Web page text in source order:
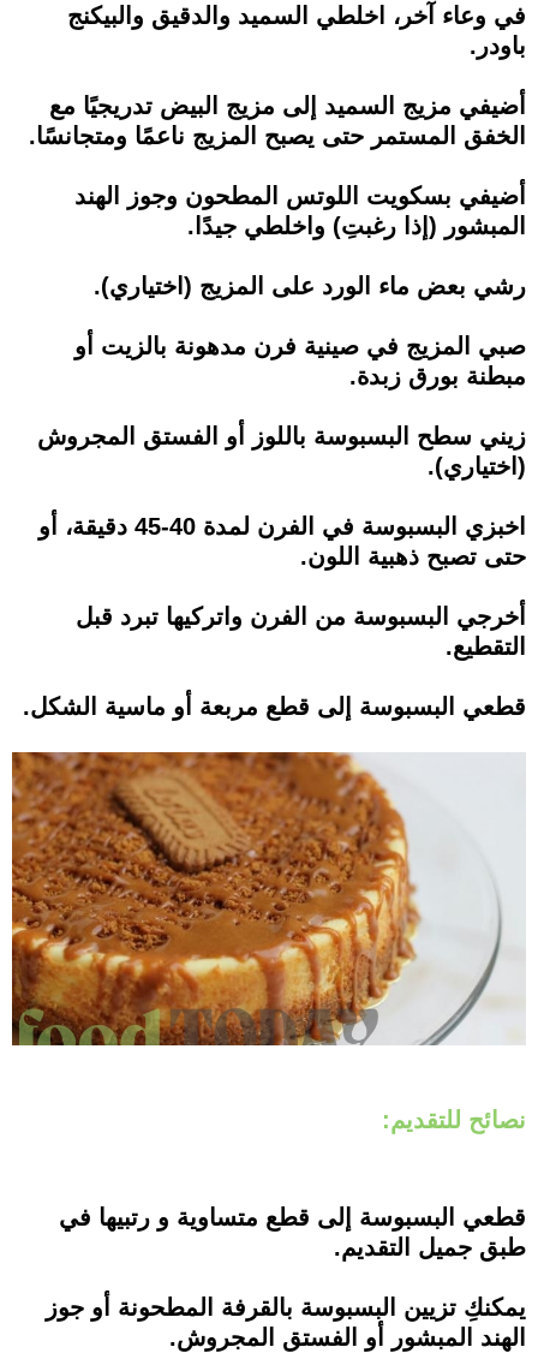
في وعاء آخر، اخلطي السميد والدقيق والبيكنج
باودر.
أضيفي مزيج السميد إلى مزيج البيض تدريجيًا مع
الخفق المستمر حتى يصبح المزيج ناعمًا ومتجانسًا.
أضيفي بسكويت اللوتس المطحون وجوز الهند
المبشور (إذا رغبتِ) واخلطي جيدًا.
رشي بعض ماء الورد على المزيج (اختياري).
صبي المزيج في صينية فرن مدهونة بالزيت أو
مبطنة بورق زبدة.
زيني سطح البسبوسة باللوز أو الفستق المجروش
(اختياري).
اخبزي البسبوسة في الفرن لمدة 40-45 دقيقة، أو
حتى تصبح ذهبية اللون.
أخرجي البسبوسة من الفرن واتركيها تبرد قبل
التقطيع.
قطعي البسبوسة إلى قطع مربعة أو ماسية الشكل.
نصائح للتقديم:
قطعي البسبوسة إلى قطع متساوية و رتبيها في
طبق جميل التقديم.
يمكنكِ تزيين البسبوسة بالقرفة المطحونة أو جوز
الهند المبشور أو الفستق المجروش.